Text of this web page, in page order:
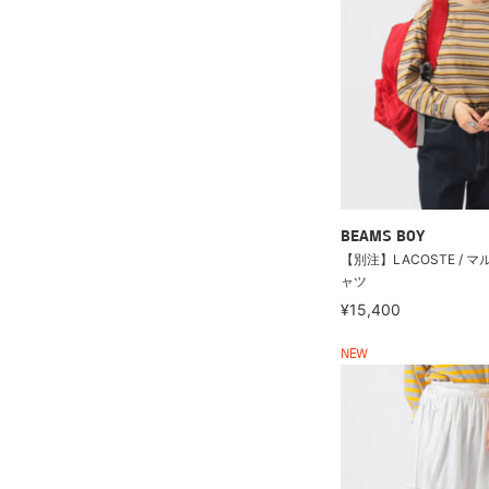
BEAMS BOY
【別注】LACOSTE / マ
ャツ
¥15,400
NEW